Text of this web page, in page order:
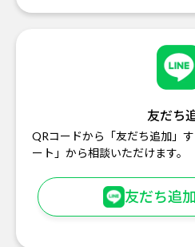
友だち
QRコードから「友だち追加」
ート」から相談いただけます。
友だち追